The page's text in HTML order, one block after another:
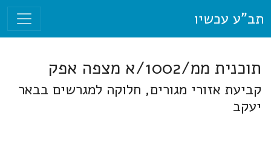
תב"ע עכשיו
תוכנית ממ/1002/א מצפה אפק
קביעת אזורי מגורים, חלוקה למגרשים בבאר
יעקב